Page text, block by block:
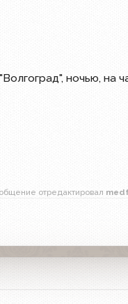
ночью, на
отредактировал